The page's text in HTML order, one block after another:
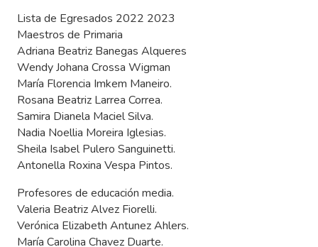
Lista de Egresados 2022 2023
Maestros de Primaria
Adriana Beatriz Banegas Alqueres
Wendy Johana Crossa Wigman
María Florencia Imkem Maneiro.
Rosana Beatriz Larrea Correa.
Samira Dianela Maciel Silva.
Nadia Noellia Moreira Iglesias.
Sheila Isabel Pulero Sanguinetti.
Antonella Roxina Vespa Pintos.
Profesores de educación media.
Valeria Beatriz Alvez Fiorelli.
Verónica Elizabeth Antunez Ahlers.
María Carolina Chavez Duarte.